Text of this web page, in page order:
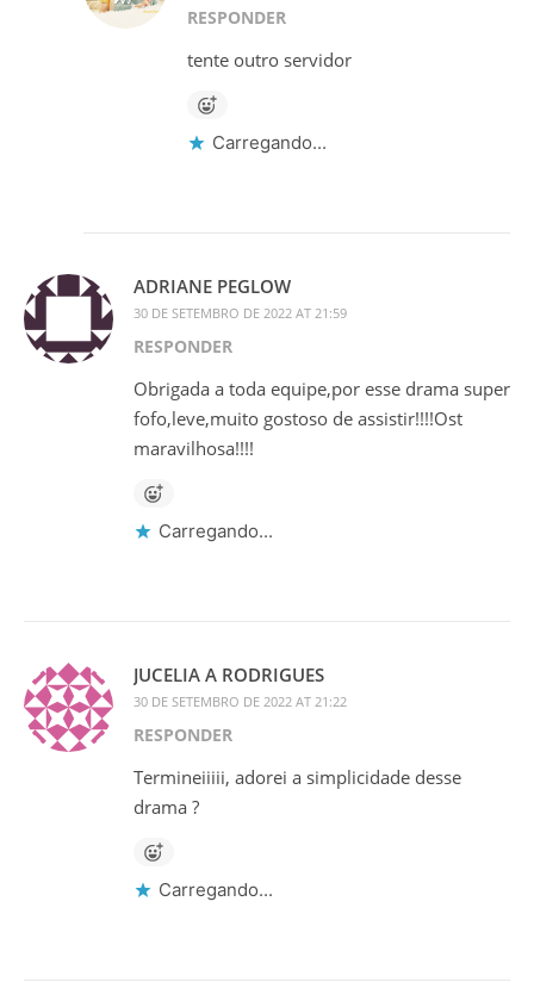
RESPONDER
tente outro servidor
Carregando...
ADRIANE PEGLOW
30 DE SETEMBRO DE 2022 AT 21:59
RESPONDER
Obrigada a toda equipe,por esse drama super
fofo,leve,muito gostoso de assistir!!!!Ost
maravilhosa!!!!
Carregando...
JUCELIA A RODRIGUES
30 DE SETEMBRO DE 2022 AT 21:22
RESPONDER
Termineiiiii, adorei a simplicidade desse
drama ?
Carregando...